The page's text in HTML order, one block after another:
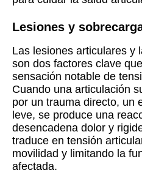
Lesiones y
Las lesiones articulares y
son dos factores clave
sensación notable de
Cuando una articulación
por un trauma directo, un
leve, se produce una
desencadena dolor y
traduce en tensión
movilidad y limitando la
afectada.